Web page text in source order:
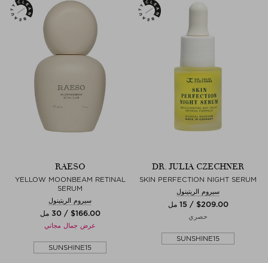
DR. JULIA CZECHNER
SKIN PERFECTION NIGHT SERUM
سيروم الريتينول
$‌209.00 / 15 مل
حصري
SUNSHINE15
RAESO
YELLOW MOONBEAM RETINAL
SERUM
سيروم الريتينول
$‌166.00 / 30 مل
عرض جمال مجاني
SUNSHINE15